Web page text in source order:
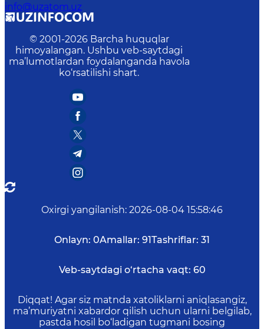
info@uzatom.uz
© 2001-2026 Barcha huquqlar
himoyalangan. Ushbu veb-saytdagi
ma’lumotlardan foydalanganda havola
ko‘rsatilishi shart.
Oxirgi yangilanish: 2026-08-04 15:58:46
Onlayn: 0Amallar: 91Tashriflar: 31
Veb-saytdagi o‘rtacha vaqt: 60
Diqqat! Agar siz matnda xatoliklarni aniqlasangiz,
ma’muriyatni xabardor qilish uchun ularni belgilab,
pastda hosil bo‘ladigan tugmani bosing